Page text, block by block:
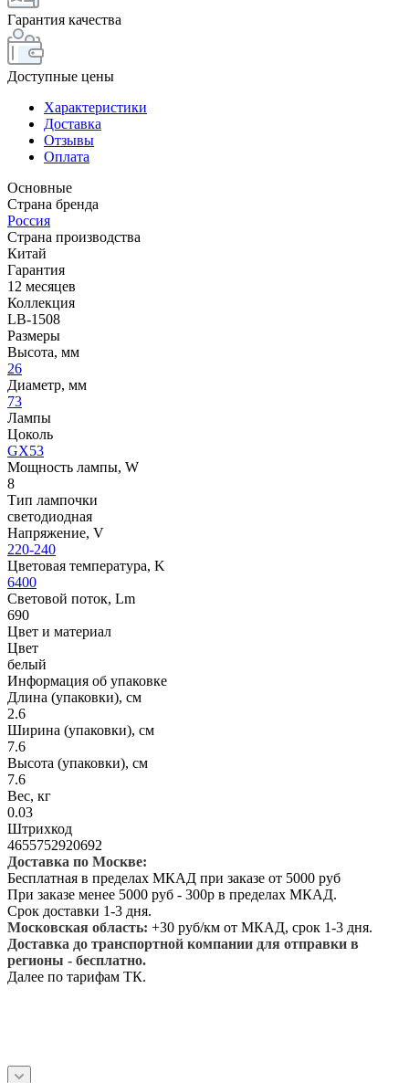
Гарантия качества
Доступные цены
Характеристики
Доставка
Отзывы
Оплата
Основные
Страна бренда
Россия
Страна производства
Китай
Гарантия
12 месяцев
Коллекция
LB-1508
Размеры
Высота, мм
26
Диаметр, мм
73
Лампы
Цоколь
GX53
Мощность лампы, W
8
Тип лампочки
светодиодная
Напряжение, V
220-240
Цветовая температура, K
6400
Световой поток, Lm
690
Цвет и материал
Цвет
белый
Информация об упаковке
Длина (упаковки), см
2.6
Ширина (упаковки), см
7.6
Высота (упаковки), см
7.6
Вес, кг
0.03
Штрихкод
4655752920692
Доставка по Москве:
Бесплатная в пределах МКАД при заказе от 5000 руб
При заказе менее 5000 руб - 300р в пределах МКАД.
Срок доставки 1-3 дня.
Московская область: +30 руб/км от МКАД, срок 1-3 дня.
Доставка до транспортной компании для отправки в
регионы - бесплатно.
Далее по тарифам ТК.